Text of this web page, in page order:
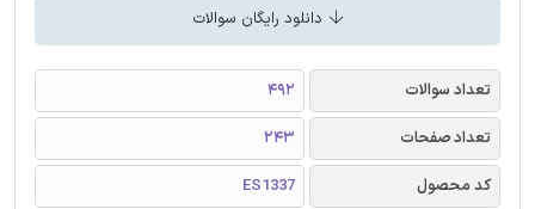
دانلود رایگان سوالات
تعداد سوالات
492
تعداد صفحات
243
کد محصول
ES1337